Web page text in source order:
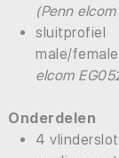
(Penn
sluitprofiel
male/
elcom
Onderdelen
4